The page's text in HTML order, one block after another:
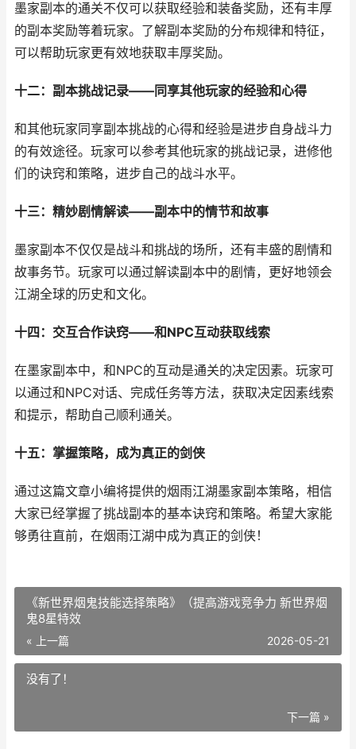
墨家副本的通关不仅可以获取经验和装备奖励，还有丰厚
的副本奖励等着玩家。了解副本奖励的分布规律和特征，
可以帮助玩家更有效地获取丰厚奖励。
十二：副本挑战记录——同享其他玩家的经验和心得
和其他玩家同享副本挑战的心得和经验是进步自身战斗力
的有效途径。玩家可以参考其他玩家的挑战记录，进修他
们的诀窍和策略，进步自己的战斗水平。
十三：精妙剧情解读——副本中的情节和故事
墨家副本不仅仅是战斗和挑战的场所，还有丰盛的剧情和
故事务节。玩家可以通过解读副本中的剧情，更好地领会
江湖全球的历史和文化。
十四：交互合作诀窍——和NPC互动获取线索
在墨家副本中，和NPC的互动是通关的决定因素。玩家可
以通过和NPC对话、完成任务等方法，获取决定因素线索
和提示，帮助自己顺利通关。
十五：掌握策略，成为真正的剑侠
通过这篇文章小编将提供的烟雨江湖墨家副本策略，相信
大家已经掌握了挑战副本的基本诀窍和策略。希望大家能
够勇往直前，在烟雨江湖中成为真正的剑侠！
《新世界烟鬼技能选择策略》（提高游戏竞争力 新世界烟
鬼8星特效
« 上一篇 2026-05-21
没有了！
下一篇 »